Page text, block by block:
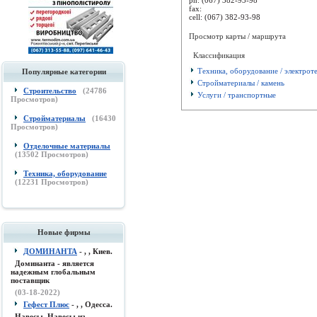
Популярные категории
Строительство (24786
Просмотров)
Стройматериалы (16430
Просмотров)
Отделочные материалы
(13502 Просмотров)
Техника, оборудование
(12231 Просмотров)
Новые фирмы
ДОМИНАНТА - , , Киев.
Доминанта - является
надежным глобальным
поставщик
(03-18-2022)
Гефест Плюс - , , Одесса.
fax:
cell: (067) 382-93-98
Просмотр карты / маршрута
Классификация
Техника, оборудование /
Стройматериалы / камень
Услуги / транспортные